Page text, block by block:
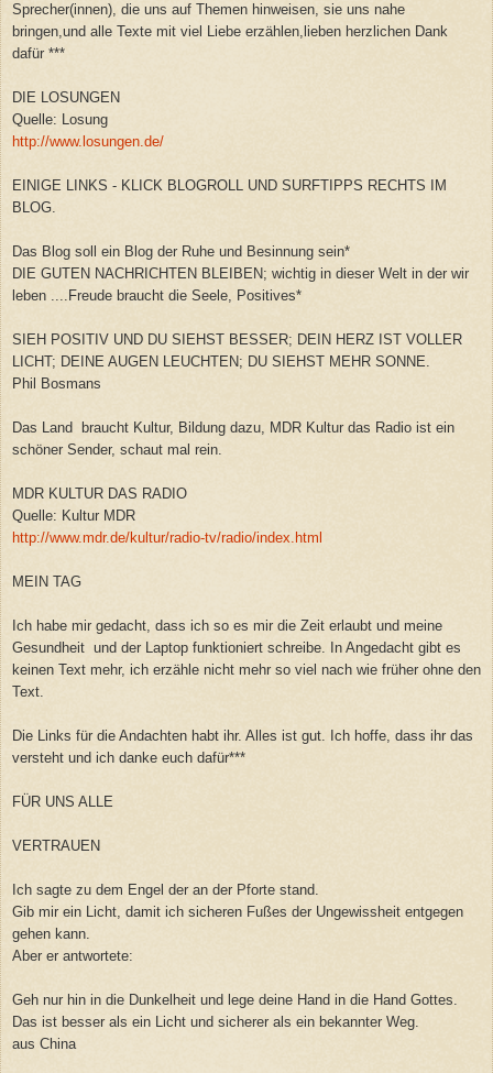
Sprecher(innen), die uns auf Themen hinweisen, sie uns nahe
bringen,und alle Texte mit viel Liebe erzählen,lieben herzlichen Dank
dafür ***
DIE LOSUNGEN
Quelle: Losung
http://www.losungen.de/
EINIGE LINKS - KLICK BLOGROLL UND SURFTIPPS RECHTS IM
BLOG.
Das Blog soll ein Blog der Ruhe und Besinnung sein*
DIE GUTEN NACHRICHTEN BLEIBEN; wichtig in dieser Welt in der wir
leben ....Freude braucht die Seele, Positives*
SIEH POSITIV UND DU SIEHST BESSER; DEIN HERZ IST VOLLER
LICHT; DEINE AUGEN LEUCHTEN; DU SIEHST MEHR SONNE.
Phil Bosmans
Das Land braucht Kultur, Bildung dazu, MDR Kultur das Radio ist ein
schöner Sender, schaut mal rein.
MDR KULTUR DAS RADIO
Quelle: Kultur MDR
http://www.mdr.de/kultur/radio-tv/radio/index.html
MEIN TAG
Ich habe mir gedacht, dass ich so es mir die Zeit erlaubt und meine
Gesundheit und der Laptop funktioniert schreibe. In Angedacht gibt es
keinen Text mehr, ich erzähle nicht mehr so viel nach wie früher ohne den
Text.
Die Links für die Andachten habt ihr. Alles ist gut. Ich hoffe, dass ihr das
versteht und ich danke euch dafür***
FÜR UNS ALLE
VERTRAUEN
Ich sagte zu dem Engel der an der Pforte stand.
Gib mir ein Licht, damit ich sicheren Fußes der Ungewissheit entgegen
gehen kann.
Aber er antwortete:
Geh nur hin in die Dunkelheit und lege deine Hand in die Hand Gottes.
Das ist besser als ein Licht und sicherer als ein bekannter Weg.
aus China